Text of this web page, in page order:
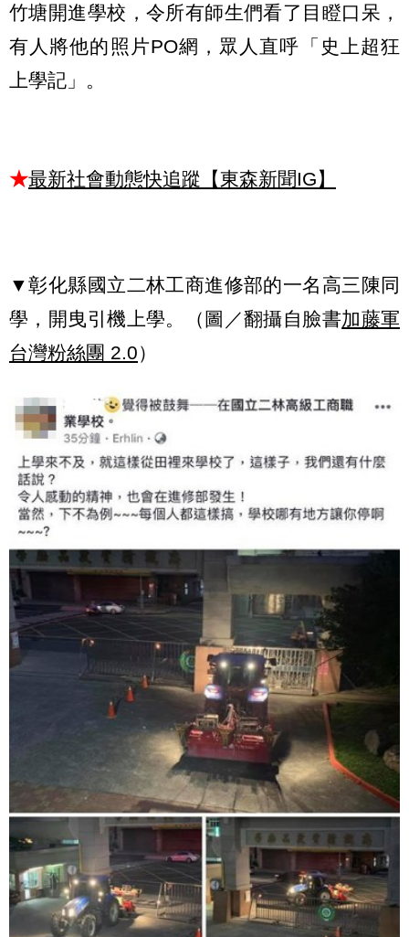
竹塘開進學校，令所有師生們看了目瞪口呆，
有人將他的照片PO網，眾人直呼「史上超狂
上學記」。
★最新社會動態快追蹤【東森新聞IG】
▼彰化縣國立二林工商進修部的一名高三陳同
學，開曳引機上學。（圖／翻攝自臉書加藤軍
台灣粉絲團 2.0）